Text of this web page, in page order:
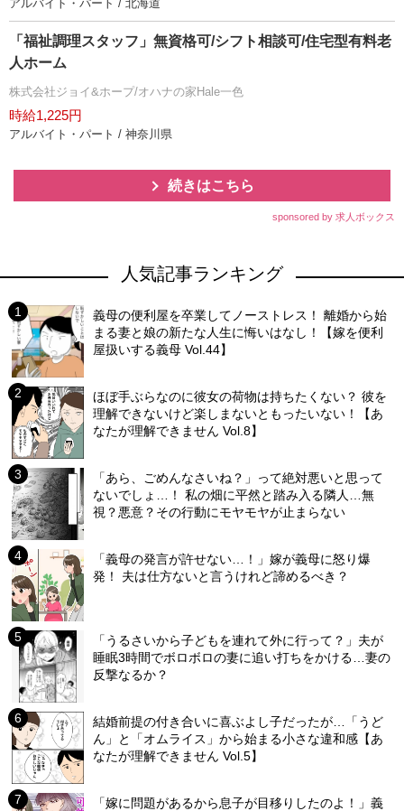
アルバイト・パート / 北海道
「福祉調理スタッフ」無資格可/シフト相談可/住宅型有料老
人ホーム
株式会社ジョイ&ホープ/オハナの家Hale一色
時給1,225円
アルバイト・パート / 神奈川県
続きはこちら
sponsored by 求人ボックス
人気記事ランキング
義母の便利屋を卒業してノーストレス！ 離婚から始
まる妻と娘の新たな人生に悔いはなし！【嫁を便利
屋扱いする義母 Vol.44】
ほぼ手ぶらなのに彼女の荷物は持ちたくない？ 彼を
理解できないけど楽しまないともったいない！【あ
なたが理解できません Vol.8】
「あら、ごめんなさいね？」って絶対悪いと思って
ないでしょ…！ 私の畑に平然と踏み入る隣人…無
視？悪意？その行動にモヤモヤが止まらない
「義母の発言が許せない…！」嫁が義母に怒り爆
発！ 夫は仕方ないと言うけれど諦めるべき？
「うるさいから子どもを連れて外に行って？」夫が
睡眠3時間でボロボロの妻に追い打ちをかける…妻の
反撃なるか？
結婚前提の付き合いに喜ぶよし子だったが…「うど
ん」と「オムライス」から始まる小さな違和感【あ
なたが理解できません Vol.5】
「嫁に問題があるから息子が目移りしたのよ！」義